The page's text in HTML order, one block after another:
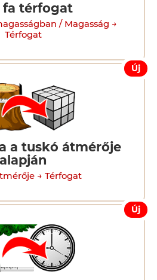
fa térfogat
/ Magasság →
Térfogat
Új
a tuskó átmérője
alapján
→ Térfogat
Új